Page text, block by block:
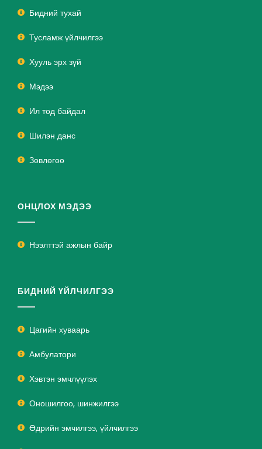
Бидний тухай
Тусламж үйлчилгээ
Хууль эрх зүй
Мэдээ
Ил тод байдал
Шилэн данс
Зөвлөгөө
ОНЦЛОХ МЭДЭЭ
Нээлттэй ажлын байр
БИДНИЙ ҮЙЛЧИЛГЭЭ
Цагийн хуваарь
Амбулатори
Хэвтэн эмчлүүлэх
Оношилгоо, шинжилгээ
Өдрийн эмчилгээ, үйлчилгээ